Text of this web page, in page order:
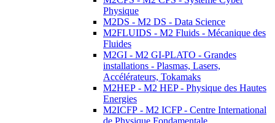
Physique
M2DS - M2 DS - Data Science
M2FLUIDS - M2 Fluids - Mécanique des
Fluides
M2GI - M2 GI-PLATO - Grandes
installations - Plasmas, Lasers,
Accélérateurs, Tokamaks
M2HEP - M2 HEP - Physique des Hautes
Energies
M2ICFP - M2 ICFP - Centre International
de Physique Fondamentale